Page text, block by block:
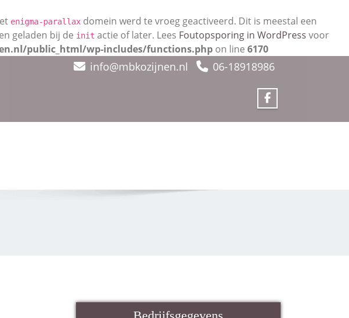
enigma-parallax domein werd te vroeg geactiveerd. Dit is meestal een
geladen bij de init actie of later. Lees Foutopsporing in WordPress voor
public_html/wp-includes/functions.php on line 6170
info@mbkozijnen.nl 06-18918986